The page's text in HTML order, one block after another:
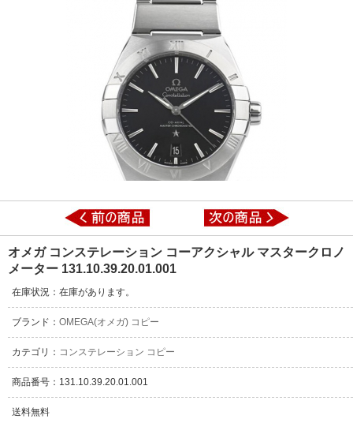
オメガ コンステレーション コーアクシャル マスタークロノ
メーター 131.10.39.20.01.001
在庫状況：在庫があります。
ブランド： OMEGA(オメガ) コピー
カテゴリ： コンステレーション コピー
商品番号：131.10.39.20.01.001
送料無料